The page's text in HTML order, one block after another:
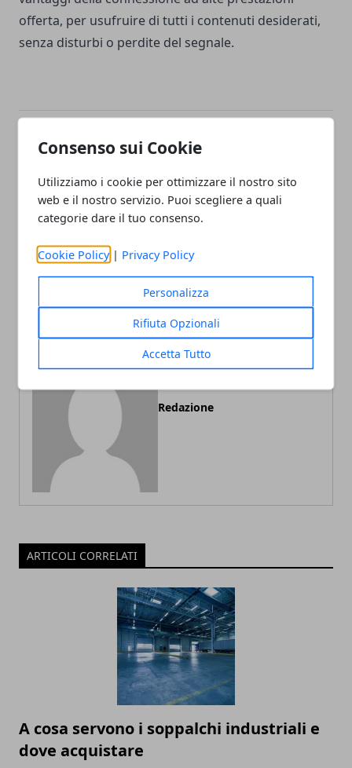
Consenso sui Cookie
Utilizziamo i cookie per ottimizzare il nostro sito
web e il nostro servizio. Puoi scegliere a quali
categorie dare il tuo consenso.
Cookie Policy | Privacy Policy
Personalizza
Rifiuta Opzionali
Accetta Tutto
offerta, per usufruire di tutti i contenuti desiderati,
senza disturbi o perdite del segnale.
Facebook
TwitterWhatsapp
La meteorologia e la
climatologia nella nostra
aumentata" e smartwatch
Redazione
ARTICOLI CORRELATI
A cosa servono i soppalchi industriali e
dove acquistare